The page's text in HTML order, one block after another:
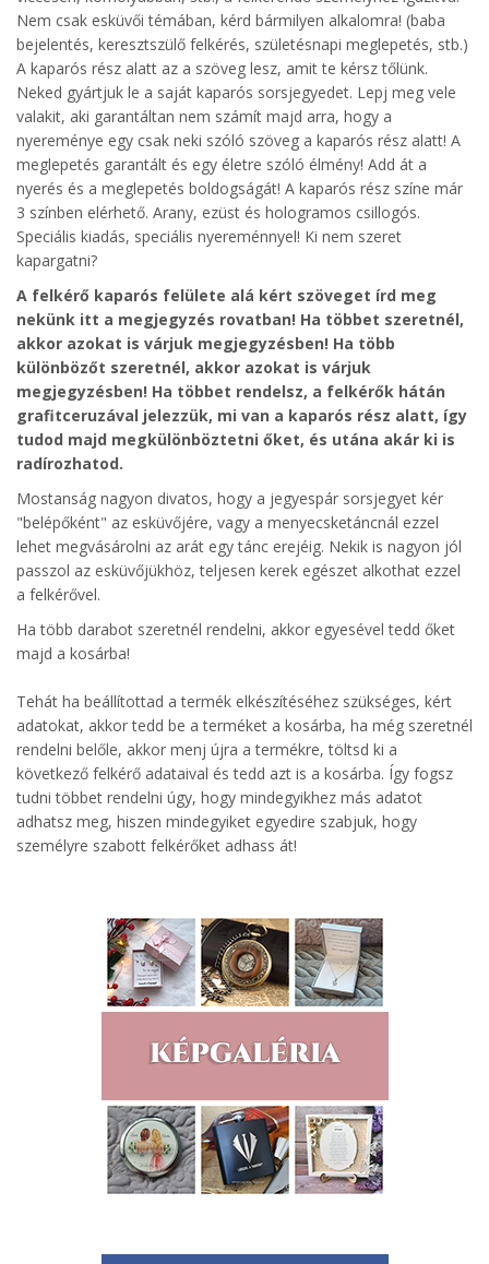
Nem csak esküvői témában, kérd bármilyen alkalomra! (baba
bejelentés, keresztszülő felkérés, születésnapi meglepetés, stb.)
A kaparós rész alatt az a szöveg lesz, amit te kérsz tőlünk.
Neked gyártjuk le a saját kaparós sorsjegyedet. Lepj meg vele
valakit, aki garantáltan nem számít majd arra, hogy a
nyereménye egy csak neki szóló szöveg a kaparós rész alatt! A
meglepetés garantált és egy életre szóló élmény! Add át a
nyerés és a meglepetés boldogságát! A kaparós rész színe már
3 színben elérhető. Arany, ezüst és hologramos csillogós.
Speciális kiadás, speciális nyereménnyel! Ki nem szeret
kapargatni?
A felkérő kaparós felülete alá kért szöveget írd meg
nekünk itt a megjegyzés rovatban! Ha többet szeretnél,
akkor azokat is várjuk megjegyzésben! Ha több
különbözőt szeretnél, akkor azokat is várjuk
megjegyzésben! Ha többet rendelsz, a felkérők hátán
grafitceruzával jelezzük, mi van a kaparós rész alatt, így
tudod majd megkülönböztetni őket, és utána akár ki is
radírozhatod.
Mostanság nagyon divatos, hogy a jegyespár sorsjegyet kér
"belépőként" az esküvőjére, vagy a menyecsketáncnál ezzel
lehet megvásárolni az arát egy tánc erejéig. Nekik is nagyon jól
passzol az esküvőjükhöz, teljesen kerek egészet alkothat ezzel
a felkérővel.
Ha több darabot szeretnél rendelni, akkor egyesével tedd őket
majd a kosárba!
Tehát ha beállítottad a termék elkészítéséhez szükséges, kért
adatokat, akkor tedd be a terméket a kosárba, ha még szeretnél
rendelni belőle, akkor menj újra a termékre, töltsd ki a
következő felkérő adataival és tedd azt is a kosárba. Így fogsz
tudni többet rendelni úgy, hogy mindegyikhez más adatot
adhatsz meg, hiszen mindegyiket egyedire szabjuk, hogy
személyre szabott felkérőket adhass át!